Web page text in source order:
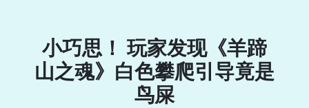
小巧思！ 玩家发现《羊蹄
山之魂》白色攀爬引导竟是
鸟屎